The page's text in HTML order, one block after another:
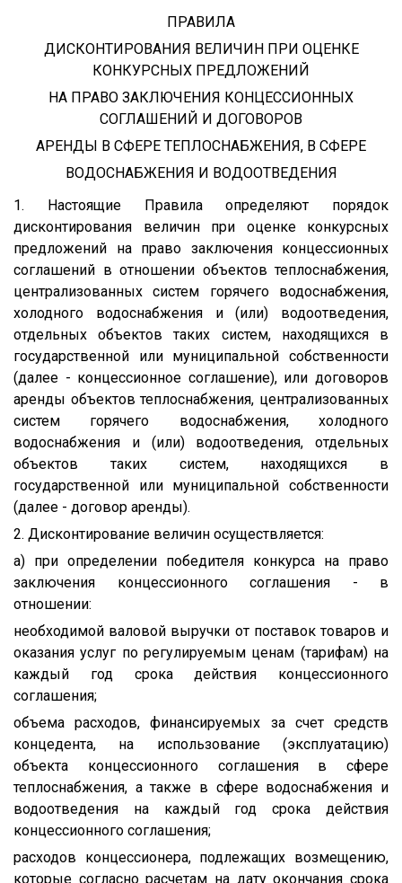
ПРАВИЛА
ДИСКОНТИРОВАНИЯ ВЕЛИЧИН ПРИ ОЦЕНКЕ
КОНКУРСНЫХ ПРЕДЛОЖЕНИЙ
НА ПРАВО ЗАКЛЮЧЕНИЯ КОНЦЕССИОННЫХ
СОГЛАШЕНИЙ И ДОГОВОРОВ
АРЕНДЫ В СФЕРЕ ТЕПЛОСНАБЖЕНИЯ, В СФЕРЕ
ВОДОСНАБЖЕНИЯ И ВОДООТВЕДЕНИЯ
1. Настоящие Правила определяют порядок
дисконтирования величин при оценке конкурсных
предложений на право заключения концессионных
соглашений в отношении объектов теплоснабжения,
централизованных систем горячего водоснабжения,
холодного водоснабжения и (или) водоотведения,
отдельных объектов таких систем, находящихся в
государственной или муниципальной собственности
(далее - концессионное соглашение), или договоров
аренды объектов теплоснабжения, централизованных
систем горячего водоснабжения, холодного
водоснабжения и (или) водоотведения, отдельных
объектов таких систем, находящихся в
государственной или муниципальной собственности
(далее - договор аренды).
2. Дисконтирование величин осуществляется:
а) при определении победителя конкурса на право
заключения концессионного соглашения - в
отношении:
необходимой валовой выручки от поставок товаров и
оказания услуг по регулируемым ценам (тарифам) на
каждый год срока действия концессионного
соглашения;
объема расходов, финансируемых за счет средств
концедента, на использование (эксплуатацию)
объекта концессионного соглашения в сфере
теплоснабжения, а также в сфере водоснабжения и
водоотведения на каждый год срока действия
концессионного соглашения;
расходов концессионера, подлежащих возмещению,
которые согласно расчетам на дату окончания срока